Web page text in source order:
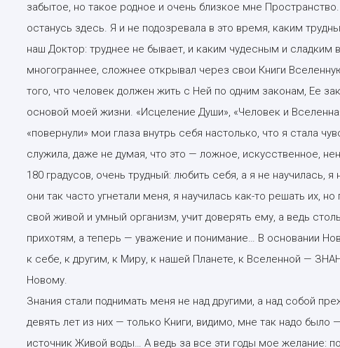
забытое, но такое родное и очень близкое мне
останусь здесь. Я и не подозревала в это время, каким
наш Доктор: труднее не бывает, и каким чудесным и
многограннее, сложнее открывал через свои Книги
того, что человек должен жить с Ней по одним законам, Ее
основой моей жизни. «Исцеление Души», «Человек и
«повернули» мои глаза внутрь себя настолько, что я стала
служила, даже не думая, что это — ложное, искусственное,
180 градусов, очень трудный: любить себя, а я не научилась,
они так часто угнетали меня, я научилась как-то решать их,
свой живой и умный организм, учит доверять ему, а ведь
прихотям, а теперь — уважение и понимание… В основании
к себе, к другим, к Миру, к нашей Планете, к Вселенной —
Новому.
Знания стали поднимать меня не над другими, а над собой
девять лет из них — только Книги, видимо, мне так надо было
источник Живой воды… А ведь за все эти годы мое желание: